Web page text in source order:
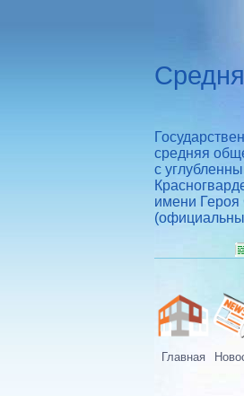
средняя
с
имени Героя
Главная